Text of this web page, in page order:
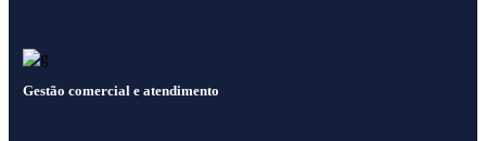
Gestão comercial e atendimento